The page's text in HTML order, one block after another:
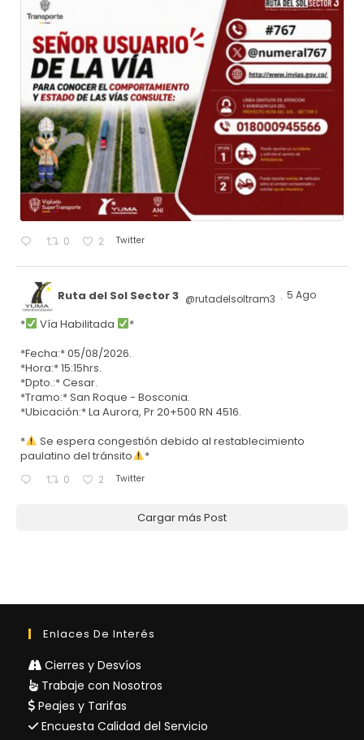
0 2 Twitter
Ruta del Sol Sector 3 @rutadelsoltram3 · 5 Ago
* Vía Habilitada
*
*Fecha:* 05/08/2026.
*Hora:* 15:15hrs.
*Dpto.:* Cesar.
*Tramo:* San Roque - Bosconia.
*Ubicación:* La Aurora, Pr 20+500 RN 4516.
*
Se espera congestión debido al restablecimiento
paulatino del tránsito
*
0 2 Twitter
Cargar más Post
Enlaces De Interés
Cierres y Desvíos
Trabaje con Nosotros
Peajes y Tarifas
Encuesta Calidad del Servicio